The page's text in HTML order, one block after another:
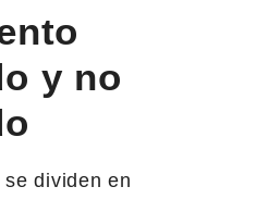
y no
dividen en